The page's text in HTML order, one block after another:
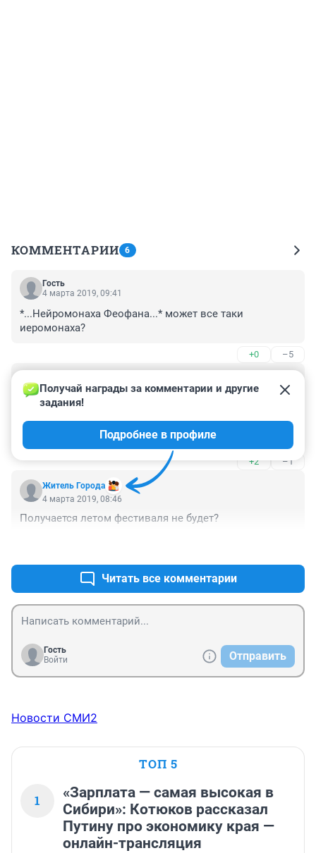
КОММЕНТАРИИ 6
Гость
4 марта 2019, 09:41
*...Нейромонаха Феофана...* может все таки
иеромонаха?
+0 –5
4 марта 2019, 09:35
"Раб" на галере "Министерство Обороны" ещё упевает
"художественным творчеством" заниматься в
окружении помощниц с генеральскими звёздами.
+2 –1
Житель Города
Получай награды за комментарии и другие
задания!
Подробнее в профиле
4 марта 2019, 08:46
Получается летом фестиваля не будет?
Читать все комментарии
Гость
Войти
Отправить
Новости СМИ2
ТОП 5
1
«Зарплата — самая высокая в
Сибири»: Котюков рассказал
Путину про экономику края —
онлайн-трансляция